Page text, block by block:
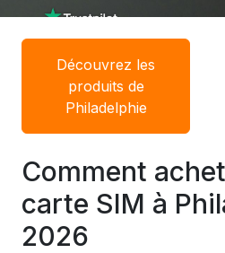
Découvrez les
produits de
Philadelphie
Comment
carte SIM à
2026